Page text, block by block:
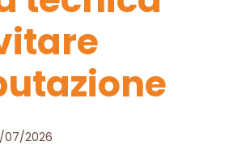
2026